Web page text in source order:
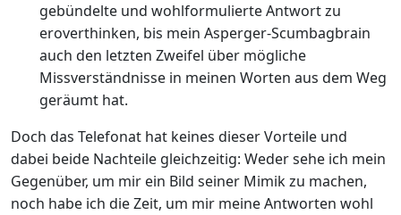
gebündelte und wohlformulierte Antwort zu
eroverthinken, bis mein Asperger-Scumbagbrain
auch den letzten Zweifel über mögliche
Missverständnisse in meinen Worten aus dem Weg
geräumt hat.
Doch das Telefonat hat keines dieser Vorteile und
dabei beide Nachteile gleichzeitig: Weder sehe ich mein
Gegenüber, um mir ein Bild seiner Mimik zu machen,
noch habe ich die Zeit, um mir meine Antworten wohl